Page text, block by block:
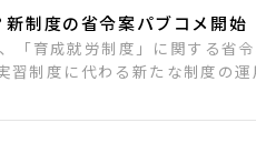
制度の省令案パブコメ開始
「育成就労制度」に関する省
習制度に代わる新たな制度の